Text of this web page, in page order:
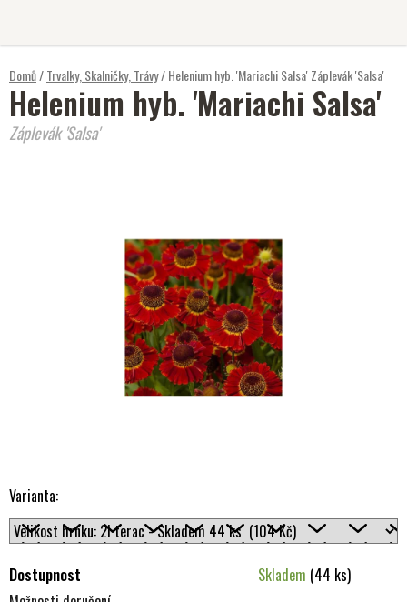
Domů/Trvalky, Skalničky, Trávy/Helenium hyb. 'Mariachi Salsa'Záplevák 'Salsa'
Varianta:
Dostupnost Skladem (44 ks)
Helenium hyb. 'Mariachi Salsa'
Záplevák 'Salsa'